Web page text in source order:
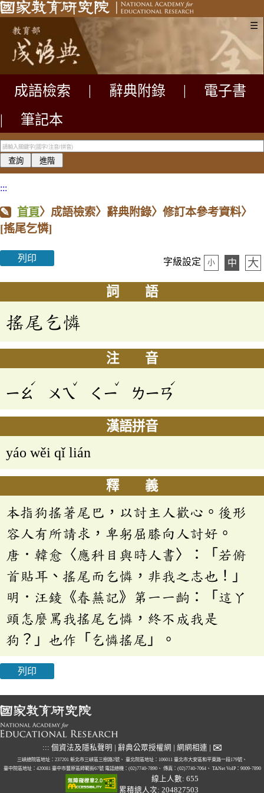
☰
成語檢索 辭典附錄
電子書
|
筆記本
:::
首頁〉成語檢索〉辭典附錄〉修訂本參考資料〉
[搖尾乞憐]
列印 字級設定 小 中 大
詞 語
搖尾乞憐
注 音
ㄧㄠ
ˊ
ㄨㄟ
ˇ
ㄑㄧ
ˇ
ㄌㄧㄢ
ˊ
漢語拼音
yáo wěi qǐ lián
釋 義
本指狗搖著尾巴，以討主人歡心。後形
容人有所請求，卑躬屈膝向人討好。
唐．韓愈〈應科目與時人書〉：「若俯
首貼耳、搖尾而乞憐，非我之志也！」
明．汪錂《春蕪記》第一一齣：「這丫
頭怎麼罵我搖尾乞憐，終不成我是
狗？」也作「乞憐搖尾」。
列印
::: 個資法及隱私聲明 辭典公眾授權網 網網相連 ✉
三峽總院區地址：237201 新北市三峽區三樹路2號、 臺北院區地址：106011 臺北市大安區和平東路一段179號、
臺中院區地址：420081 臺中市豐原區師範街67號 電話總機：(02)7740-7890、 傳真：(02)7740-7064、 TANet VoIP：9009-7890
線上人數: 655
累積總人次: 204827503